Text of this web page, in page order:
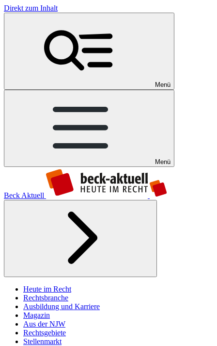
Direkt zum Inhalt
Menü
Menü
Beck Aktuell
Heute im Recht
Rechtsbranche
Ausbildung und Karriere
Magazin
Aus der NJW
Rechtsgebiete
Stellenmarkt